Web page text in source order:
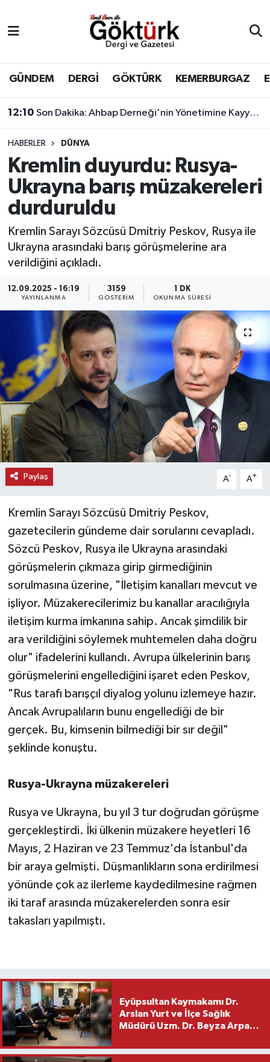
GÜNDEM DERGİ GÖKTÜRK KEMERBURGAZ
12:10 Son Dakika: Ahbap Derneği'nin Yönetimine Kayyum Atandı
HABERLER DÜNYA
Kremlin duyurdu: Rusya-
Ukrayna barış müzakereleri
durduruldu
Kremlin Sarayı Sözcüsü Dmitriy Peskov, Rusya ile
Ukrayna arasındaki barış görüşmelerine ara
verildiğini açıkladı.
12.09.2025 - 16:19
YAYINLANMA
3159
GÖSTERIM
1 DK
OKUNMA SÜRESI
Paylaş A- A+
Kremlin Sarayı Sözcüsü Dmitriy Peskov,
gazetecilerin gündeme dair sorularını cevapladı.
Sözcü Peskov, Rusya ile Ukrayna arasındaki
görüşmelerin çıkmaza girip girmediğinin
sorulmasına üzerine, "İletişim kanalları mevcut ve
işliyor. Müzakerecilerimiz bu kanallar aracılığıyla
iletişim kurma imkanına sahip. Ancak şimdilik bir
ara verildiğini söylemek muhtemelen daha doğru
olur" ifadelerini kullandı. Avrupa ülkelerinin barış
görüşmelerini engellediğini işaret eden Peskov,
"Rus tarafı barışçıl diyalog yolunu izlemeye hazır.
Ancak Avrupalıların bunu engellediği de bir
gerçek. Bu, kimsenin bilmediği bir sır değil"
şeklinde konuştu.
Rusya-Ukrayna müzakereleri
Rusya ve Ukrayna, bu yıl 3 tur doğrudan görüşme
gerçekleştirdi. İki ülkenin müzakere heyetleri 16
Mayıs, 2 Haziran ve 23 Temmuz'da İstanbul'da
bir araya gelmişti. Düşmanlıkların sona erdirilmesi
yönünde çok az ilerleme kaydedilmesine rağmen
iki taraf arasında müzakerelerden sonra esir
takasları yapılmıştı.
Eyüpsultan Kaymakamı Dr.
Arslan Yurt ve İlçe Sağlık
Müdürü Uzm. Dr. Beyza Arpacı
Ziyareti
BİLİM
DERGİ
DÜNYA
EĞİTİM
EKONOMİ
GÖKTÜRK
GÜNDEM
KEMERBURGAZ
KÜLTÜR - SANAT
MAGAZİN
ÖZEL HABER
SAĞLIK
SPOR
TEKNOLOJİ
TİCARET
YAŞAM
Eyüpsultan Hava Durumu
Eyüpsultan Trafik Yoğunluk Haritası
Süper Lig Puan Durumu ve Fikstür
Tüm Manşetler
Son Dakika Haberleri
Haber Arşivi